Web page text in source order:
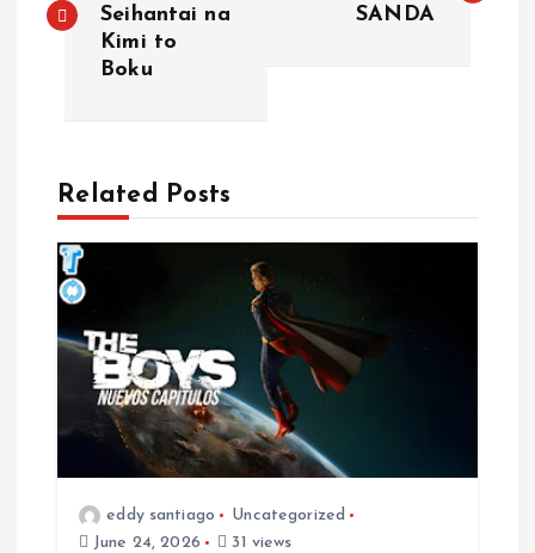
n
a
v
a
Seihantai na
Kimi to
Boku
SANDA
Related Posts
eddy santiago
Uncategorized
June 24, 2026
31 views